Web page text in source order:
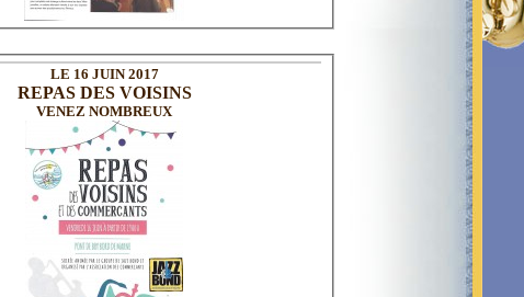
LE 16 JUIN 2017
REPAS DES VOISINS
VENEZ NOMBREUX